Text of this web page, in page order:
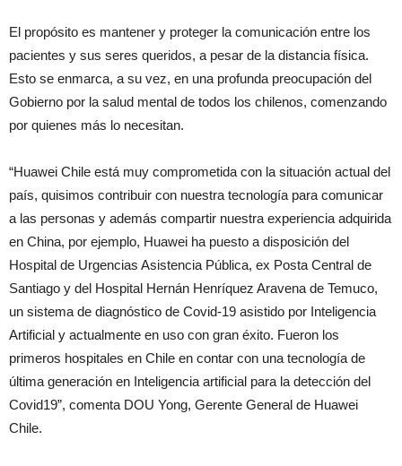
El propósito es mantener y proteger la comunicación entre los
pacientes y sus seres queridos, a pesar de la distancia física.
Esto se enmarca, a su vez, en una profunda preocupación del
Gobierno por la salud mental de todos los chilenos, comenzando
por quienes más lo necesitan.
“Huawei Chile está muy comprometida con la situación actual del
país, quisimos contribuir con nuestra tecnología para comunicar
a las personas y además compartir nuestra experiencia adquirida
en China, por ejemplo, Huawei ha puesto a disposición del
Hospital de Urgencias Asistencia Pública, ex Posta Central de
Santiago y del Hospital Hernán Henríquez Aravena de Temuco,
un sistema de diagnóstico de Covid-19 asistido por Inteligencia
Artificial y actualmente en uso con gran éxito. Fueron los
primeros hospitales en Chile en contar con una tecnología de
última generación en Inteligencia artificial para la detección del
Covid19”, comenta DOU Yong, Gerente General de Huawei
Chile.